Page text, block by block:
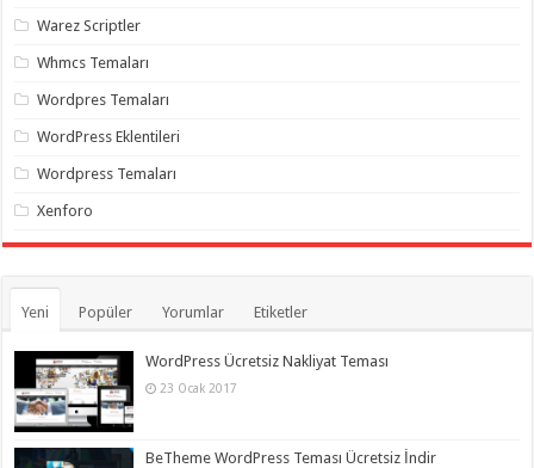
hilesi ,
takipçi
Warez Scriptler
Whmcs Temaları
Wordpres Temaları
WordPress Eklentileri
Wordpress Temaları
Xenforo
Yeni Popüler Yorumlar Etiketler
WordPress Ücretsiz Nakliyat Teması
23 Ocak 2017
BeTheme WordPress Teması Ücretsiz İndir